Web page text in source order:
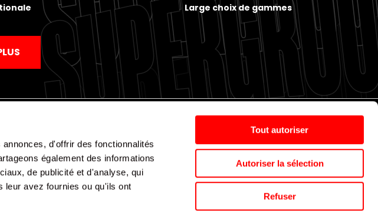
d'offrir des fonctionnalités
également des informations
de publicité et d'analyse, qui
leur avez fournies ou qu'ils ont
Tout autoriser
Autoriser la sélection
Refuser
Large choix de gammes
CGV Politique de cookies Nos agences Espace presse